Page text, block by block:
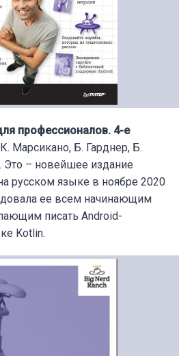
профессионалов. 4-е
Марсикано, Б. Гарднер, Б.
Это – новейшее издание
русском языке в ноябре 2020
ее всем начинающим
писать Android-
Kotlin.